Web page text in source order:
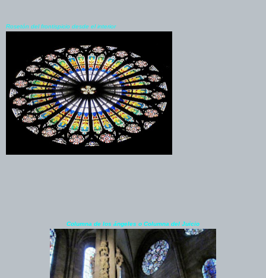
Rosetón del frontispicio desde el interior
Columna de los ángeles o Columna del Juicio